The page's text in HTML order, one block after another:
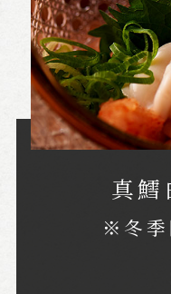
真鱈
※冬季